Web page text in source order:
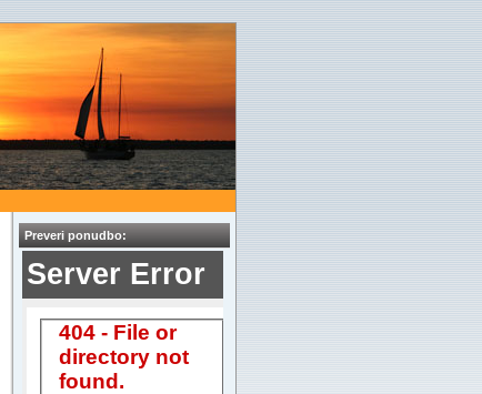
Preveri ponudbo: